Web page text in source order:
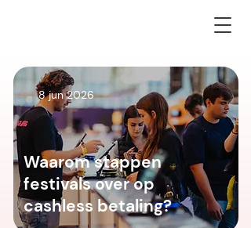
8 jun 2026
Waarom stappen
festivals over op
cashless betaling?